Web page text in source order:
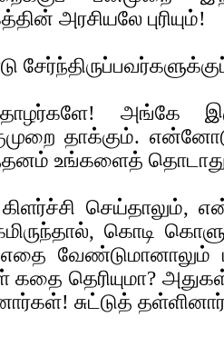
அரசியலே புரியும்!
அங்கே
தாக்கும்.
உங்களைத்
செய்தாலும்,
கொடி
எதை
கதை தெரியுமா?
சுட்டுத்